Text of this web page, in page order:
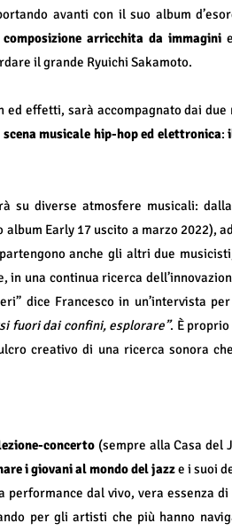
avanti con il suo album
composizione arricchita da immagini
il grande Ryuichi Sakamoto.
effetti, sarà accompagnato dai
scena musicale hip-hop ed elettronica:
su diverse atmosfere musicali:
album Early 17 uscito a marzo 2022),
anche gli altri due
in una continua ricerca
dice Francesco in un’intervista per
fuori dai confini, esplorare”. È
creativo di una ricerca sonora
concerto (sempre alla Casa del
i giovani al mondo del jazze i suoi
performance dal vivo, vera essenza
per gli artisti che più hanno